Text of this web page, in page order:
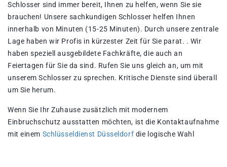
Schlosser sind immer bereit, Ihnen zu helfen, wenn Sie sie
brauchen! Unsere sachkundigen Schlosser helfen Ihnen
innerhalb von Minuten (15-25 Minuten). Durch unsere zentrale
Lage haben wir Profis in kürzester Zeit für Sie parat. . Wir
haben speziell ausgebildete Fachkräfte, die auch an
Feiertagen für Sie da sind. Rufen Sie uns gleich an, um mit
unserem Schlosser zu sprechen. Kritische Dienste sind überall
um Sie herum.
Wenn Sie Ihr Zuhause zusätzlich mit modernem
Einbruchschutz ausstatten möchten, ist die Kontaktaufnahme
mit einem Schlüsseldienst Düsseldorf die logische Wahl